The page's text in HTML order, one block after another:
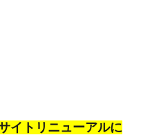
イトリニューアルに